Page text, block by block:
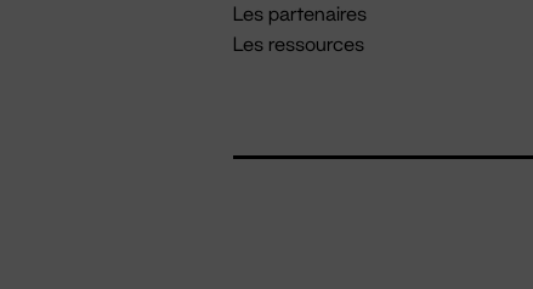
Les partenaires
Les ressources